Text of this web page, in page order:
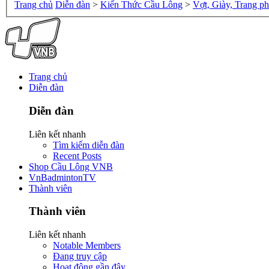
Trang chủ Diễn đàn > Kiến Thức Cầu Lông > Vợt, Giày, Trang
Trang chủ
Diễn đàn
Diễn đàn
Liên kết nhanh
Tìm kiếm diễn đàn
Recent Posts
Shop Cầu Lông VNB
VnBadmintonTV
Thành viên
Thành viên
Liên kết nhanh
Notable Members
Đang truy cập
Hoạt động gần đây